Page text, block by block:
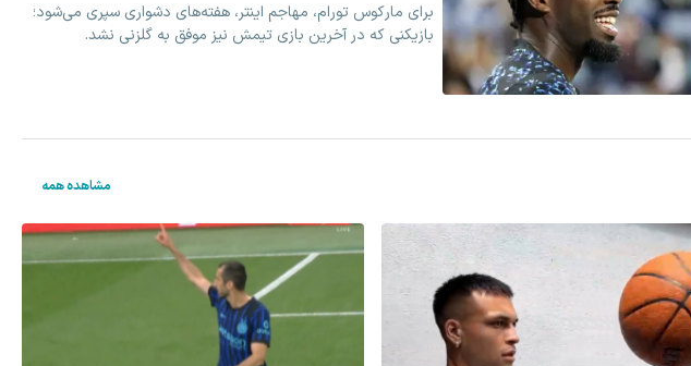
برای مارکوس تورام، مهاجم اینتر، هفته‌های دشواری سپری می‌شود؛
بازیکنی که در آخرین بازی تیمش نیز موفق به گلزنی نشد.
مشاهده همه